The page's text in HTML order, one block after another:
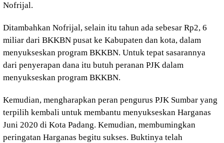
Nofrijal.
Ditambahkan Nofrijal, selain itu tahun ada sebesar Rp2, 6
miliar dari BKKBN pusat ke Kabupaten dan kota, dalam
menyukseskan program BKKBN. Untuk tepat sasarannya
dari penyerapan dana itu butuh peranan PJK dalam
menyukseskan program BKKBN.
Kemudian, mengharapkan peran pengurus PJK Sumbar yang
terpilih kembali untuk membantu menyukseskan Harganas
Juni 2020 di Kota Padang. Kemudian, membumingkan
peringatan Harganas begitu sukses. Buktinya telah